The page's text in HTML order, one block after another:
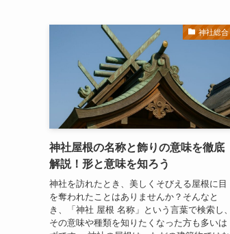
神社総合
神社屋根の名称と飾りの意味を徹底
解説！形と意味を知ろう
神社を訪れたとき、美しくそびえる屋根に目
を奪われたことはありませんか？そんなと
き、「神社 屋根 名称」という言葉で検索し、
その意味や種類を知りたくなった方も多いは